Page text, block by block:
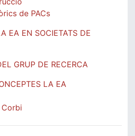
de PACs
EA EN SOCIETATS DE
GRUP DE RECERCA
LA EA